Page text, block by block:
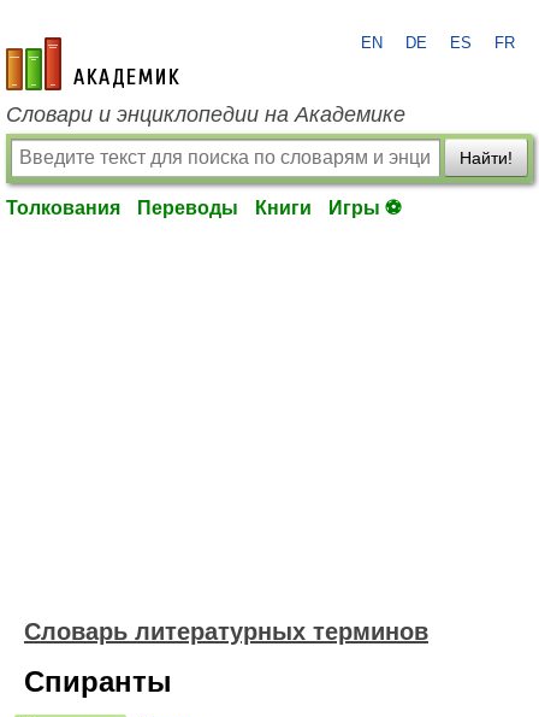
academic.ru
EN DE ES FR
Словари и энциклопедии на Академике
Найти!
Толкования Переводы Книги Игры ⚽
Словарь литературных терминов
Спиранты